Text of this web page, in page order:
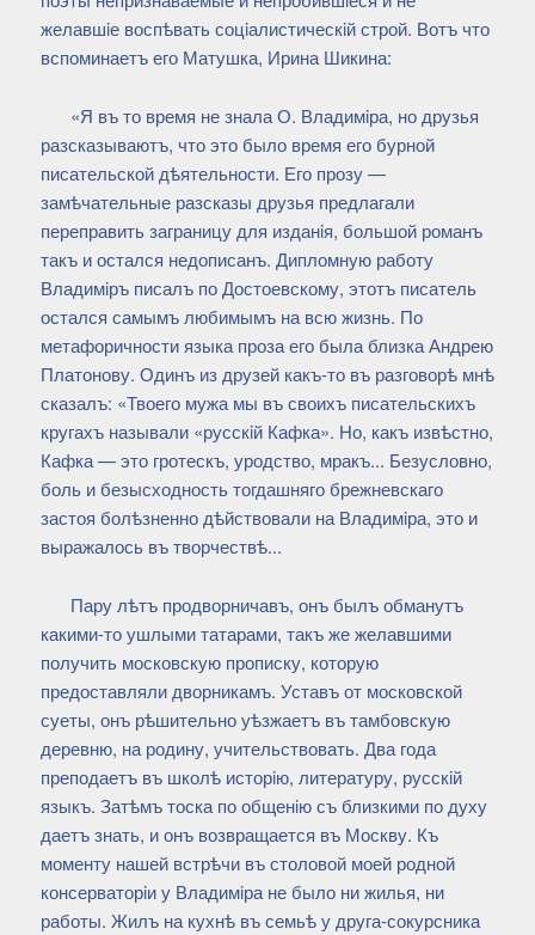
желавшiе воспѣвать соцiалистическiй строй. Вотъ что
вспоминаетъ его Матушка, Ирина Шикина:
«Я въ то время не знала О. Владимiра, но друзья
разсказываютъ, что это было время его бурной
писательской дѣятельности. Его прозу —
замѣчательные разсказы друзья предлагали
переправить заграницу для изданiя, большой романъ
такъ и остался недописанъ. Дипломную работу
Владимiръ писалъ по Достоевскому, этотъ писатель
остался самымъ любимымъ на всю жизнь. По
метафоричности языка проза его была близка Андрею
Платонову. Одинъ из друзей какъ-то въ разговорѣ мнѣ
сказалъ: «Твоего мужа мы въ своихъ писательскихъ
кругахъ называли «русскiй Кафка». Но, какъ извѣстно,
Кафка — это гротескъ, уродство, мракъ... Безусловно,
боль и безысходность тогдашняго брежневскаго
застоя болѣзненно дѣйствовали на Владимiра, это и
выражалось въ творчествѣ...
Пару лѣтъ продворничавъ, онъ былъ обманутъ
какими-то ушлыми татарами, такъ же желавшими
получить московскую прописку, которую
предоставляли дворникамъ. Уставъ от московской
суеты, онъ рѣшительно уѣзжаетъ въ тамбовскую
деревню, на родину, учительствовать. Два года
преподаетъ въ школѣ исторiю, литературу, русскiй
языкъ. Затѣмъ тоска по общенiю съ близкими по духу
даетъ знать, и онъ возвращается въ Москву. Къ
моменту нашей встрѣчи въ столовой моей родной
консерваторiи у Владимiра не было ни жилья, ни
работы. Жилъ на кухнѣ въ семьѣ у друга-сокурсника